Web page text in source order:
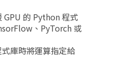
GPU 的 Python 程式
、PyTorch 或
庫時將運算指定給